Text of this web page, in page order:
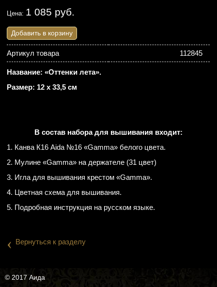
Цена: 1 085 руб.
Добавить в корзину
Артикул товара 112845
Название: «Оттенки лета».
Размер: 12 х 33,5 см
В состав набора для вышивания входит:
1. Канва К16 Aida №16 «Gamma» белого цвета.
2. Мулине «Gamma» на держателе (31 цвет)
3. Игла для вышивания крестом «Gamma».
4. Цветная схема для вышивания.
5. Подробная инструкция на русском языке.
‹ Вернуться к разделу
© 2017 Аида